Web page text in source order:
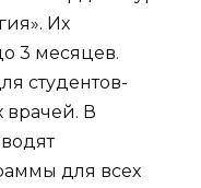
Их
3 месяцев.
студентов-
В
для всех